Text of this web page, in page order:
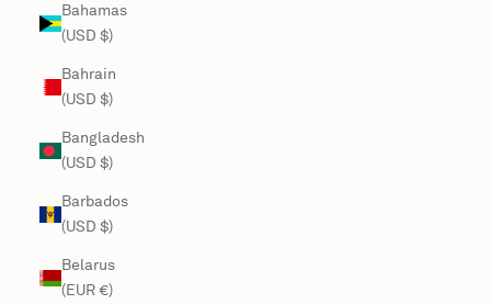
Bahamas
(USD $)
Bahrain
(USD $)
Bangladesh
(USD $)
Barbados
(USD $)
Belarus
(EUR €)